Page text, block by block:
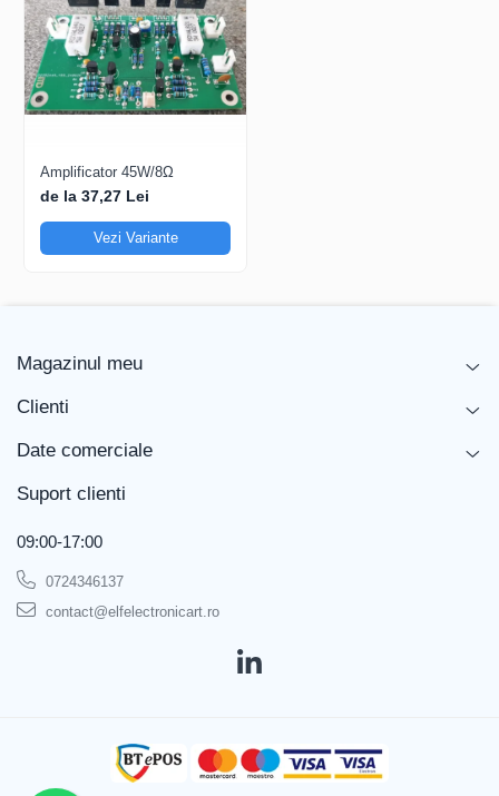
Amplificator 45W/8Ω
de la 37,27 Lei
Vezi Variante
Magazinul meu
Clienti
Date comerciale
Suport clienti
09:00-17:00
0724346137
contact@elfelectronicart.ro